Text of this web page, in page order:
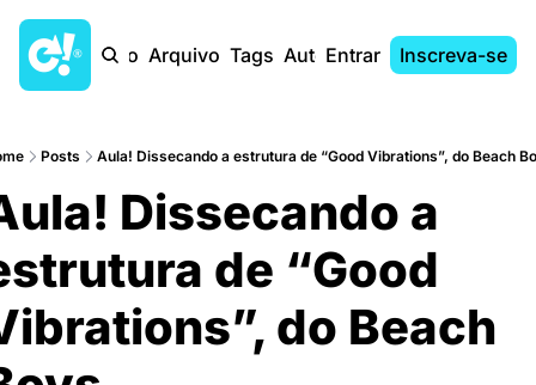
Início Arquivo Tags AutoresEntrar Inscreva-se
Posts Aula! Dissecando a estrutura de “Good Vibrations”, do Beach
Dissecando a
de “Good
do Beach